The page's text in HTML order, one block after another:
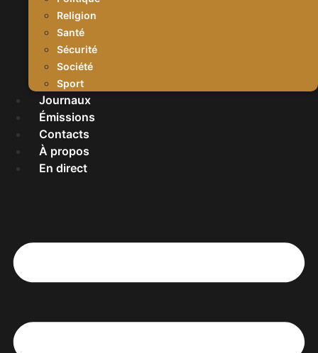
Religion
Santé
Sécurité
Société
Sport
Journaux
Émissions
Contacts
À propos
En direct